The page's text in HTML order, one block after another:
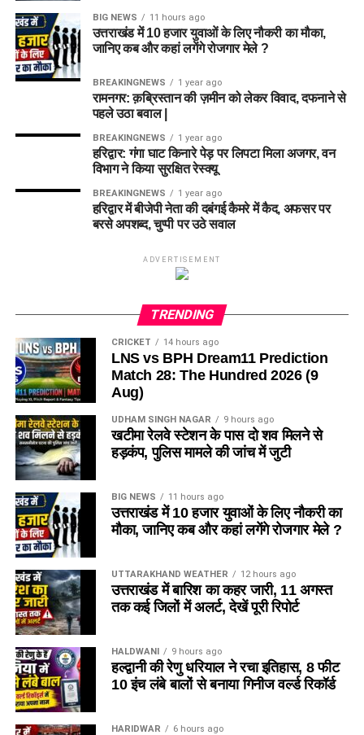
BIG NEWS 11 hours ago
उत्तराखंड में 10 हजार युवाओं के लिए नौकरी का मौका,
जानिए कब और कहां लगेंगे रोजगार मेले ?
BREAKINGNEWS 1 year ago
रामनगर: क़ब्रिस्तान की ज़मीन को लेकर विवाद, दफनाने से
पहले उठा बवाल |
BREAKINGNEWS 1 year ago
हरिद्वार: गंगा घाट किनारे पेड़ पर लिपटा मिला अजगर, वन
विभाग ने किया सुरक्षित रेस्क्यू
BREAKINGNEWS 1 year ago
हरिद्वार में बीजेपी नेता की दबंगई कैमरे में कैद, अफसर पर
बरसे अपशब्द, चुप्पी पर उठे सवाल
ADVERTISEMENT
TRENDING
CRICKET 14 hours ago
LNS vs BPH Dream11 Prediction
Match 28: The Hundred 2026 (9
Aug)
UDHAM SINGH NAGAR 9 hours ago
खटीमा रेलवे स्टेशन के पास दो शव मिलने से
हड़कंप, पुलिस मामले की जांच में जुटी
BIG NEWS 11 hours ago
उत्तराखंड में 10 हजार युवाओं के लिए नौकरी का
मौका, जानिए कब और कहां लगेंगे रोजगार मेले ?
UTTARAKHAND WEATHER 12 hours ago
उत्तराखंड में बारिश का कहर जारी, 11 अगस्त
तक कई जिलों में अलर्ट, देखें पूरी रिपोर्ट
HALDWANI 9 hours ago
हल्द्वानी की रेणु धरियाल ने रचा इतिहास, 8 फीट
10 इंच लंबे बालों से बनाया गिनीज वर्ल्ड रिकॉर्ड
HARIDWAR 6 hours ago